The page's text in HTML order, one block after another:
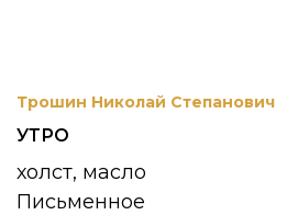
Трошин Николай Степанович
УТРО
холст, масло
Письменное